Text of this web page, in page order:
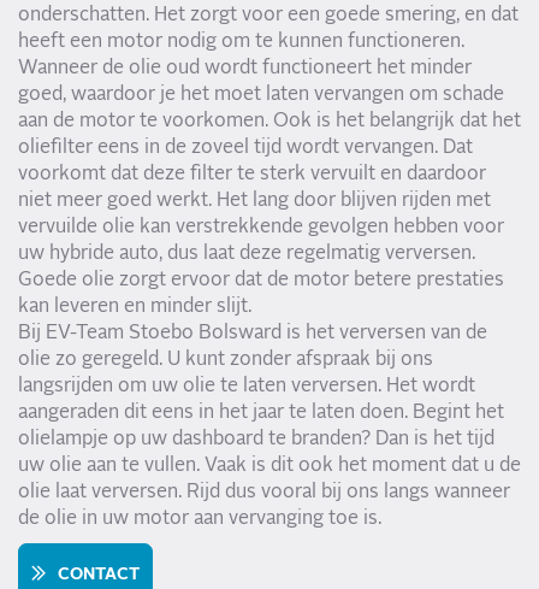
onderschatten. Het zorgt voor een goede smering, en dat
heeft een motor nodig om te kunnen functioneren.
Wanneer de olie oud wordt functioneert het minder
goed, waardoor je het moet laten vervangen om schade
aan de motor te voorkomen. Ook is het belangrijk dat het
oliefilter eens in de zoveel tijd wordt vervangen. Dat
voorkomt dat deze filter te sterk vervuilt en daardoor
niet meer goed werkt. Het lang door blijven rijden met
vervuilde olie kan verstrekkende gevolgen hebben voor
uw hybride auto, dus laat deze regelmatig verversen.
Goede olie zorgt ervoor dat de motor betere prestaties
kan leveren en minder slijt.
Bij EV-Team Stoebo Bolsward is het verversen van de
olie zo geregeld. U kunt zonder afspraak bij ons
langsrijden om uw olie te laten verversen. Het wordt
aangeraden dit eens in het jaar te laten doen. Begint het
olielampje op uw dashboard te branden? Dan is het tijd
uw olie aan te vullen. Vaak is dit ook het moment dat u de
olie laat verversen. Rijd dus vooral bij ons langs wanneer
de olie in uw motor aan vervanging toe is.
CONTACT